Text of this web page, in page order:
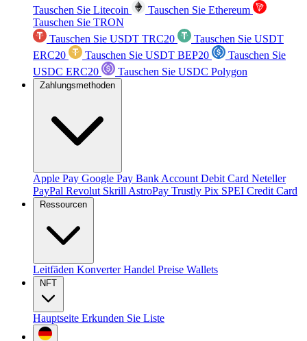
Tauschen Sie Litecoin
Tauschen Sie Ethereum
Tauschen Sie TRON
Tauschen Sie USDT TRC20
Tauschen Sie USDT
ERC20
Tauschen Sie USDT BEP20
Tauschen Sie
USDC ERC20
Tauschen Sie USDC Polygon
Zahlungsmethoden
Apple Pay Google Pay Bank Account Debit Card Neteller
PayPal Revolut Skrill AstroPay Trustly Pix SPEI Credit Card
Ressourcen
Leitfäden KonverterHandel Preise Wallets
NFT
Hauptseite Erkunden Sie Liste